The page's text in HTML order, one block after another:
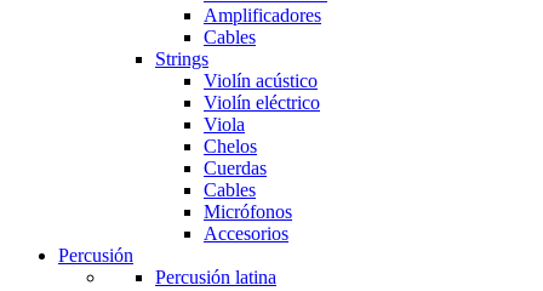
Amplificadores
Cables
Strings
Violín acústico
Violín eléctrico
Viola
Chelos
Cuerdas
Cables
Micrófonos
Accesorios
Percusión
Percusión latina